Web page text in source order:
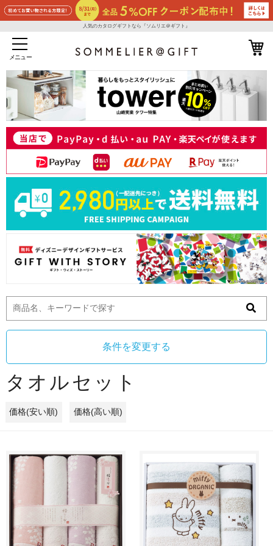
人気のカタログギフトなら『ソムリエ＠ギフト』
メニュー
条件を変更する
タオルセット
価格(安い順) 価格(高い順)